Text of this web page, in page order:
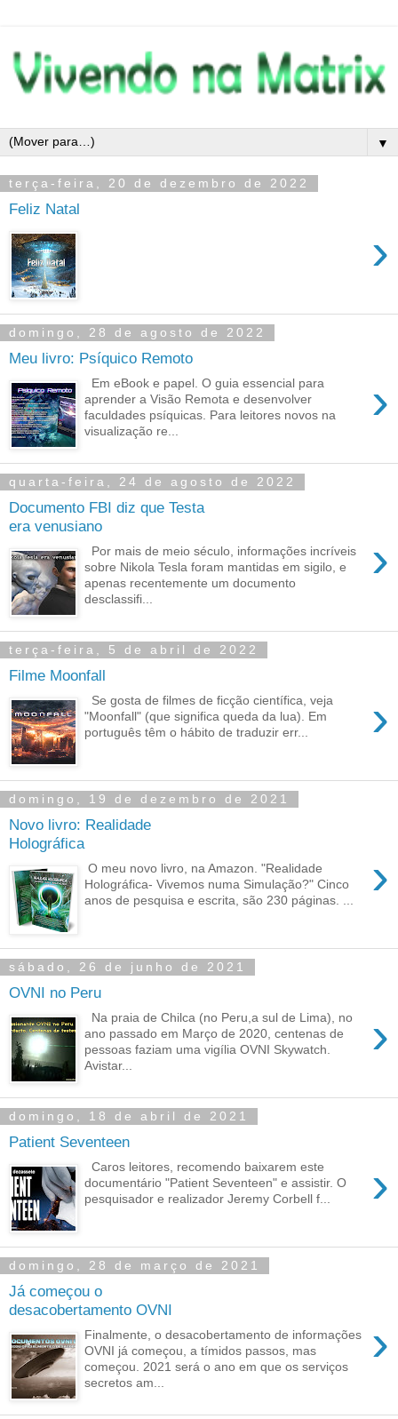
▼
terça-feira, 20 de dezembro de 2022
Feliz Natal
›
domingo, 28 de agosto de 2022
Meu livro: Psíquico Remoto
›
Em eBook e papel. O guia essencial para
aprender a Visão Remota e desenvolver
faculdades psíquicas. Para leitores novos na
visualização re...
quarta-feira, 24 de agosto de 2022
Documento FBI diz que Testa
era venusiano
›
Por mais de meio século, informações incríveis
sobre Nikola Tesla foram mantidas em sigilo, e
apenas recentemente um documento
desclassifi...
terça-feira, 5 de abril de 2022
Filme Moonfall
›
Se gosta de filmes de ficção científica, veja
"Moonfall" (que significa queda da lua). Em
português têm o hábito de traduzir err...
domingo, 19 de dezembro de 2021
Novo livro: Realidade
Holográfica
›
O meu novo livro, na Amazon. "Realidade
Holográfica- Vivemos numa Simulação?" Cinco
anos de pesquisa e escrita, são 230 páginas. ...
sábado, 26 de junho de 2021
OVNI no Peru
›
Na praia de Chilca (no Peru,a sul de Lima), no
ano passado em Março de 2020, centenas de
pessoas faziam uma vigília OVNI Skywatch.
Avistar...
domingo, 18 de abril de 2021
Patient Seventeen
›
Caros leitores, recomendo baixarem este
documentário "Patient Seventeen" e assistir. O
pesquisador e realizador Jeremy Corbell f...
domingo, 28 de março de 2021
Já começou o
desacobertamento OVNI
›
Finalmente, o desacobertamento de informações
OVNI já começou, a tímidos passos, mas
começou. 2021 será o ano em que os serviços
secretos am...